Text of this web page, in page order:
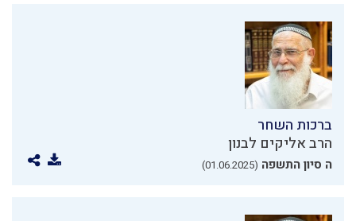
ברכות השחר
הרב אליקים לבנון
ה סיון התשפה (01.06.2025)